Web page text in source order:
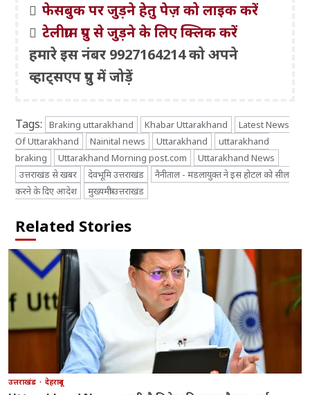
फेसबुक पर जुड़ने हेतु पेज़ को लाइक करें
टेलीग्राम ग्रुप से जुड़ने के लिए क्लिक करें
हमारे इस नंबर 9927164214 को अपने
व्हाट्सएप ग्रुप में जोड़ें
Tags: Braking uttarakhand Khabar Uttarakhand
Latest News
Of Uttarakhand
Nainital news Uttarakhand
uttarakhand
braking
Uttarakhand Morning post.com
Uttarakhand News
उत्तराखंड से खबर
देवभूमि उत्तराखंड
नैनीताल - मंडलायुक्त ने इस होटल को सील
करने के दिए आदेश
मुख्यमंत्री उत्तराखंड
Related Stories
उत्तराखंड देहरादून